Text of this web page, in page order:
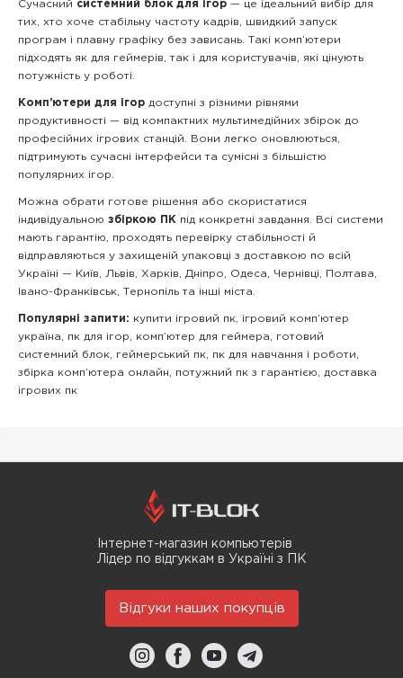
Сучасний системний блок для ігор — це ідеальний вибір для
тих, хто хоче стабільну частоту кадрів, швидкий запуск
програм і плавну графіку без зависань. Такі комп’ютери
підходять як для геймерів, так і для користувачів, які цінують
потужність у роботі.
Комп’ютери для ігор доступні з різними рівнями
продуктивності — від компактних мультимедійних збірок до
професійних ігрових станцій. Вони легко оновлюються,
підтримують сучасні інтерфейси та сумісні з більшістю
популярних ігор.
Можна обрати готове рішення або скористатися
індивідуальною збіркою ПК під конкретні завдання. Всі системи
мають гарантію, проходять перевірку стабільності й
відправляються у захищеній упаковці з доставкою по всій
Україні — Київ, Львів, Харків, Дніпро, Одеса, Чернівці, Полтава,
Івано-Франківськ, Тернопіль та інші міста.
Популярні запити: купити ігровий пк, ігровий комп’ютер
україна, пк для ігор, комп’ютер для геймера, готовий
системний блок, геймерський пк, пк для навчання і роботи,
збірка комп’ютера онлайн, потужний пк з гарантією, доставка
ігрових пк
Інтернет-магазин компьютерів
Лідер по відгуккам в Україні з ПК
Відгуки наших покупців